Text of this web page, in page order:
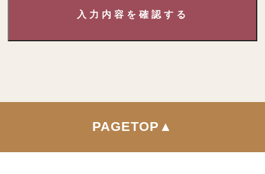
IPアドレス，クッキー情報，位置情報，端末の個体識別情報など
入力内容を確認する
PAGETOP▲